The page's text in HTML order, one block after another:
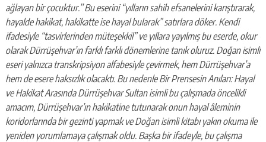
ağlayan bir çocuktur.’’ Bu ese­rini “yılların sahih efsanelerini karıştırarak,
hayalde hakikat, ha­kikatte ise hayal bularak” satırlara döker. Kendi
ifadesiyle “tas­virlerinden müteşekkil” ve yıllara yayılmış bu eserde, okur
olarak Dürrüşehvar’ın farklı farklı dönemlerine tanık oluruz. Doğan isimli
eseri yalnızca transkripsiyon alfabesiyle çevir­mek, hem Dürrüşehvar’a
hem de esere haksızlık olacaktı. Bu ne­denle Bir Prensesin Anıları: Hayal
ve Hakikat Arasında Dürrüşehvar Sultan isimli bu çalışmada öncelikli
amacım, Dürrüşehvar’ın ha­kikatine tutunarak onun hayal âleminin
koridorlarında bir gezinti yapmak ve Doğan isimli kitabı yakın okuma ile
yeniden yorumla­maya çalışmak oldu. Başka bir ifadeyle, bu çalışma